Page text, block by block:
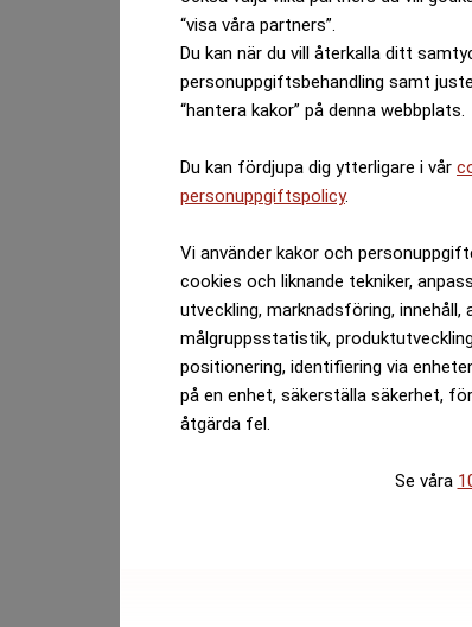
“visa våra partners”.
Du kan när du vill återkalla ditt
personuppgiftsbehandling samt
“hantera kakor” på denna webbplats.
Du kan fördjupa dig ytterligare i vår
personuppgiftspolicy.
Vi använder kakor och
cookies och liknande tekniker,
utveckling, marknadsföring,
målgruppsstatistik,
positionering, identifiering via
på en enhet, säkerställa säkerhet,
åtgärda fel.
Se våra